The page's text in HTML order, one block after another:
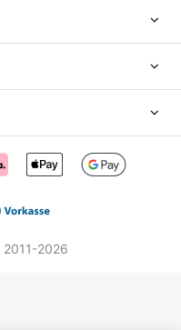
2011-2026